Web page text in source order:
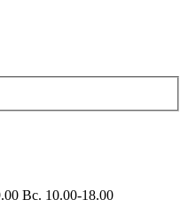
Вс. 10.00-18.00